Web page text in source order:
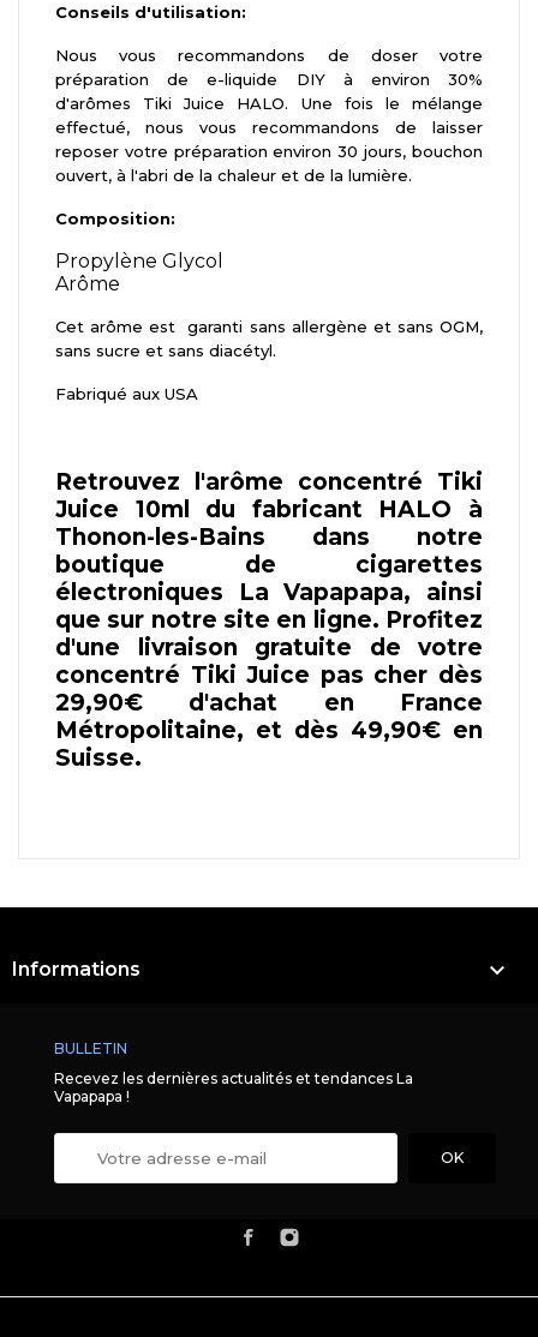
Conseils d'utilisation:
Nous vous recommandons de doser votre
préparation de e-liquide DIY à environ 30%
d'arômes Tiki Juice HALO. Une fois le mélange
effectué, nous vous recommandons de laisser
reposer votre préparation environ 30 jours, bouchon
ouvert, à l'abri de la chaleur et de la lumière.
Composition:
Propylène Glycol
Arôme
Cet arôme est garanti sans allergène et sans OGM,
sans sucre et sans diacétyl.
Fabriqué aux USA
Retrouvez l'arôme concentré Tiki
Juice 10ml du fabricant HALO à
Thonon-les-Bains dans notre
boutique de cigarettes
électroniques La Vapapapa, ainsi
que sur notre site en ligne. Profitez
d'une livraison gratuite de votre
concentré Tiki Juice pas cher dès
29,90€ d'achat en France
Métropolitaine, et dès 49,90€ en
Suisse.
Informations 
BULLETIN
Recevez les dernières actualités et tendances La
Vapapapa !